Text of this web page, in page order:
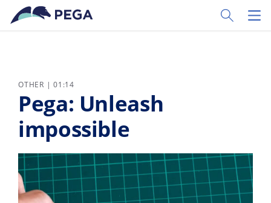
Vai direttamente al contenuto principale
Toggle
OTHER | 01:14
Pega: Unleash
impossible